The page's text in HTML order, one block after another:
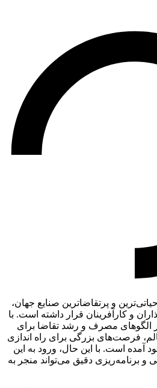
و پرتقاضاترین صنایع جهان،
و کارآفرینان قرار داشته است. با
الگوهای مصرف و رشد تقاضا برای
فرصت‌های بزرگی برای راه اندازی
آمده است. با این حال، ورود به این
برنامه‌ریزی دقیق می‌تواند منجر به